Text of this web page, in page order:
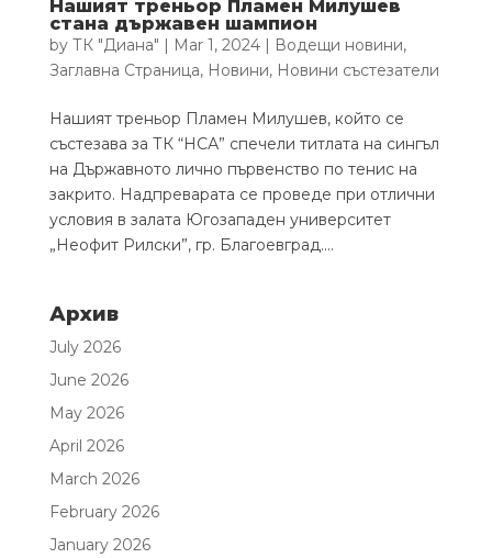
Нашият треньор Пламен Милушев
стана държавен шампион
by ТК "Диана" | Mar 1, 2024| Водещи новини,
Заглавна Страница, Новини, Новини състезатели
Нашият треньор Пламен Милушев, който се
състезава за ТК “НСА” спечели титлата на сингъл
на Държавното лично първенство по тенис на
закрито. Надпреварата се проведе при отлични
условия в залата Югозападен университет
„Неофит Рилски”, гр. Благоевград....
Архив
July 2026
June 2026
May 2026
April 2026
March 2026
February 2026
January 2026